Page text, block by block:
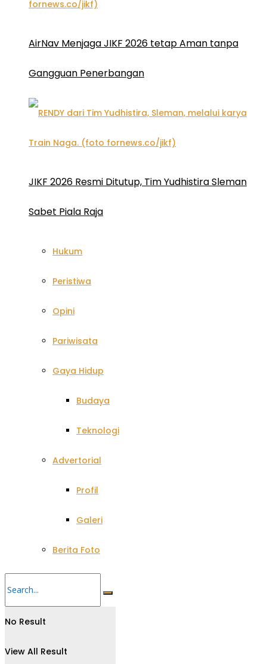
AirNav Menjaga JIKF 2026 tetap Aman tanpa
Gangguan Penerbangan
JIKF 2026 Resmi Ditutup, Tim Yudhistira Sleman
Sabet Piala Raja
Hukum
Peristiwa
Opini
Pariwisata
Gaya Hidup
Budaya
Teknologi
Advertorial
Profil
Galeri
Berita Foto
No Result
View All Result